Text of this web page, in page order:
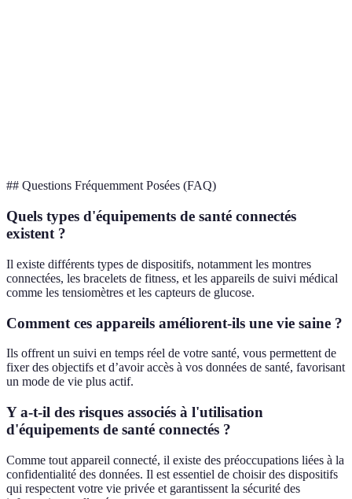
## Questions Fréquemment Posées (FAQ)
Quels types d'équipements de santé connectés
existent ?
Il existe différents types de dispositifs, notamment les montres
connectées, les bracelets de fitness, et les appareils de suivi médical
comme les tensiomètres et les capteurs de glucose.
Comment ces appareils améliorent-ils une vie saine ?
Ils offrent un suivi en temps réel de votre santé, vous permettent de
fixer des objectifs et d’avoir accès à vos données de santé, favorisant
un mode de vie plus actif.
Y a-t-il des risques associés à l'utilisation
d'équipements de santé connectés ?
Comme tout appareil connecté, il existe des préoccupations liées à la
confidentialité des données. Il est essentiel de choisir des dispositifs
qui respectent votre vie privée et garantissent la sécurité des